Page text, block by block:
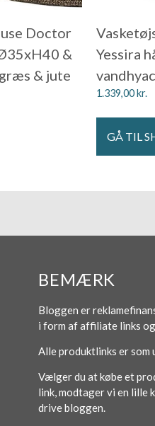
Doctor
&
& jute
Yessira
1.339,00kr.
GÅ TIL
BEMÆRK
Bloggen er
i form af affiliate links
Alle produktlinks er
Vælger du at købe et
link, modtager vi en lille
drive bloggen.